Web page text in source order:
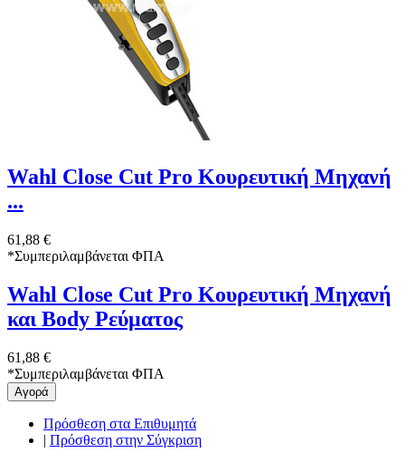
Wahl Close Cut Pro Κουρευτική Μηχανή
...
61,88 €
*Συμπεριλαμβάνεται ΦΠΑ
Wahl Close Cut Pro Κουρευτική Μηχανή
και Body Ρεύματος
61,88 €
*Συμπεριλαμβάνεται ΦΠΑ
Αγορά
Πρόσθεση στα Επιθυμητά
| Πρόσθεση στην Σύγκριση